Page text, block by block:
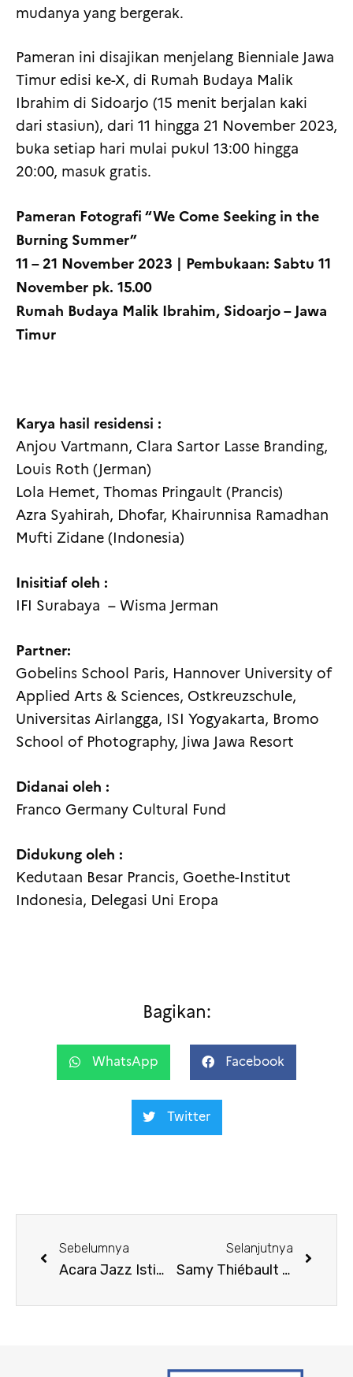
mudanya yang bergerak.
Pameran ini disajikan menjelang Bienniale Jawa
Timur edisi ke-X, di Rumah Budaya Malik
Ibrahim di Sidoarjo (15 menit berjalan kaki
dari stasiun), dari 11 hingga 21 November 2023,
buka setiap hari mulai pukul 13:00 hingga
20:00, masuk gratis.
Pameran Fotografi “We Come Seeking in the
Burning Summer”
11 – 21 November 2023 | Pembukaan: Sabtu 11
November pk. 15.00
Rumah Budaya Malik Ibrahim, Sidoarjo – Jawa
Timur
Karya hasil residensi :
Anjou Vartmann, Clara Sartor Lasse Branding,
Louis Roth (Jerman)
Lola Hemet, Thomas Pringault (Prancis)
Azra Syahirah, Dhofar, Khairunnisa Ramadhan
Mufti Zidane (Indonesia)
Inisitiaf oleh :
IFI Surabaya – Wisma Jerman
Partner:
Gobelins School Paris, Hannover University of
Applied Arts & Sciences, Ostkreuzschule,
Universitas Airlangga, ISI Yogyakarta, Bromo
School of Photography, Jiwa Jawa Resort
Didanai oleh :
Franco Germany Cultural Fund
Didukung oleh :
Kedutaan Besar Prancis, Goethe-Institut
Indonesia, Delegasi Uni Eropa
Bagikan:
WhatsApp Facebook
Twitter
Sebelumnya
Acara Jazz Istimewa bersama Samy Thiébault et SOOS Chamber Players
Selanjutnya
Samy Thiébault & Felipe Cabrera – Tur Indonesia